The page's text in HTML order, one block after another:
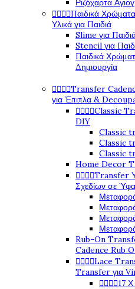
Ριζόχαρτα
   Παιδικά
Υλικά για Παιδιά
Slime για
Stencil για
Παιδικά
Δημιουργία
   Transfer
για Έπιπλα &
   Classic
DIY
Classic
Classic
Classic
Home Decor
   Transfer
Σχεδίων σε
Rub-On
Cadence Rub
   Lace
Transfer για
   17